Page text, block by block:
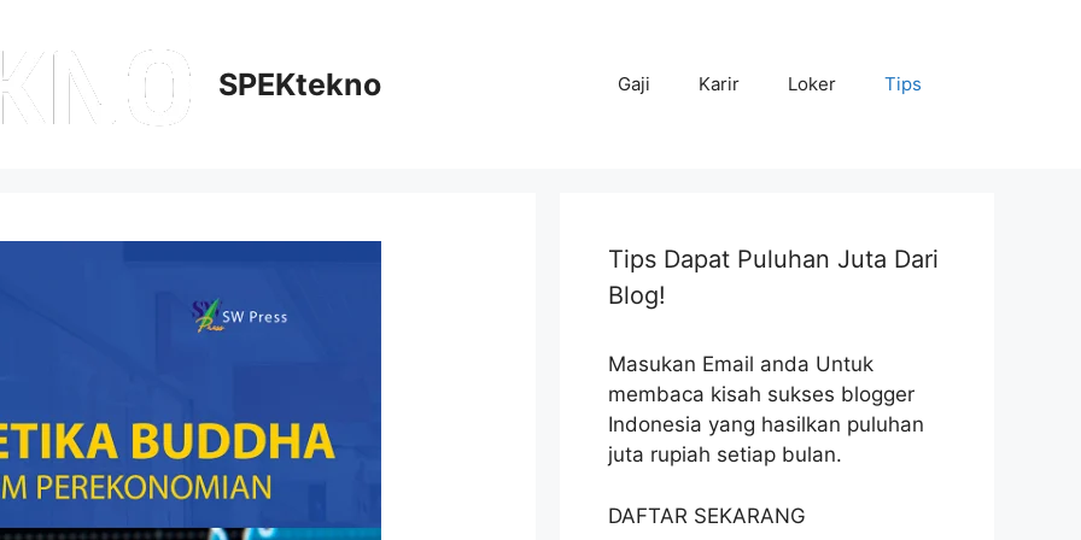
SPEKtekno Gaji Karir Loker Tips
Tips Dapat Puluhan Juta Dari
Blog!
Masukan Email anda Untuk
membaca kisah sukses blogger
Indonesia yang hasilkan puluhan
juta rupiah setiap bulan.
DAFTAR SEKARANG